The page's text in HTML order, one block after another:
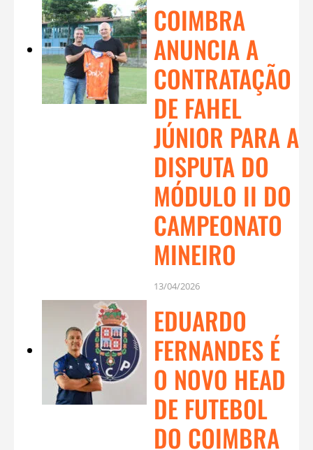
COIMBRA
ANUNCIA A
CONTRATAÇÃO
DE FAHEL
JÚNIOR PARA A
DISPUTA DO
MÓDULO II DO
CAMPEONATO
MINEIRO
13/04/2026
EDUARDO
FERNANDES É
O NOVO HEAD
DE FUTEBOL
DO COIMBRA